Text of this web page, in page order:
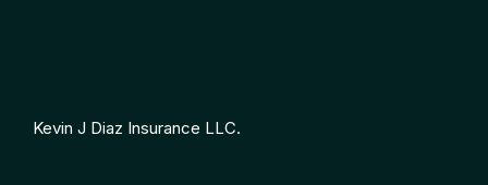
Kevin J Diaz Insurance LLC.